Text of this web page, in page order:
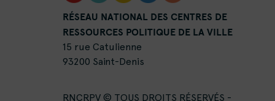
RÉSEAU NATIONAL DES CENTRES DE
RESSOURCES POLITIQUE DE LA VILLE
15 rue Catulienne
93200 Saint-Denis
RNCRPV © TOUS DROITS RÉSERVÉS -